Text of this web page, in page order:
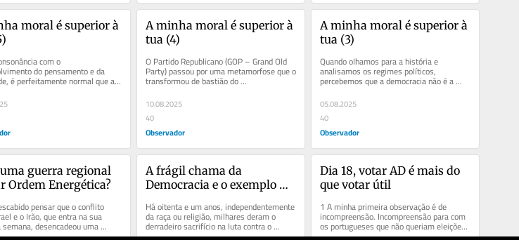
moral é superior à
com o
do pensamento e da
é perfeitamente normal que as
conceptuais evoluam. Os
A minha moral é superior à
tua (4)
O Partido Republicano (GOP – Grand Old
Party) passou por uma metamorfose que o
transformou de bastião do
movimento...
10.08.2025
40
Observador
A minha moral é superior à
tua (3)
Quando olhamos para a história e
analisamos os regimes políticos,
percebemos que a democracia não é a
regra, mas a excepção. A esmagadora...
05.08.2025
40
Observador
guerra regional
Ordem Energética?
pensar que o conflito
e o Irão, que entra na sua
desencadeou uma
na geopolítica global e nos...
A frágil chama da
Democracia e o exemplo
Há oitenta e um anos, independentemente
da raça ou religião, milhares deram o
derradeiro sacrifício na luta contra o
totalitarismo e a opressão....
Dia 18, votar AD é mais do
que votar útil
1 A minha primeira observação é de
incompreensão. Incompreensão para com
os portugueses que não queriam eleições
agora!?!? Há mesmo muita...